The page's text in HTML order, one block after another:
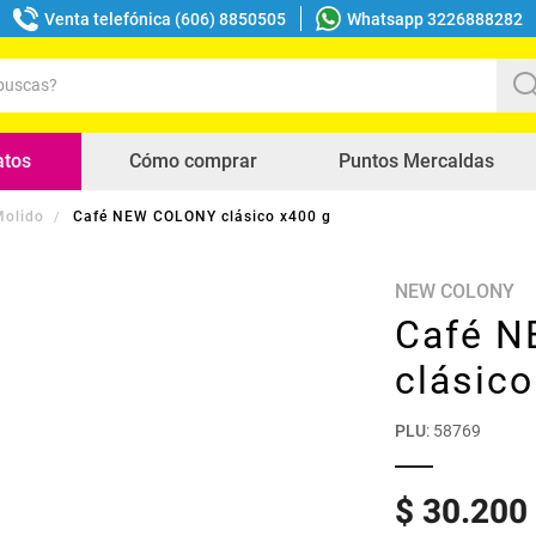
Venta telefónica (606) 8850505 Whatsapp 3226888282
Cómo comprar Puntos Mercaldas
Café NEW COLONY clásico x400 g
NEW COLONY
Café
PLU: 58769
$ 30.200
buscados